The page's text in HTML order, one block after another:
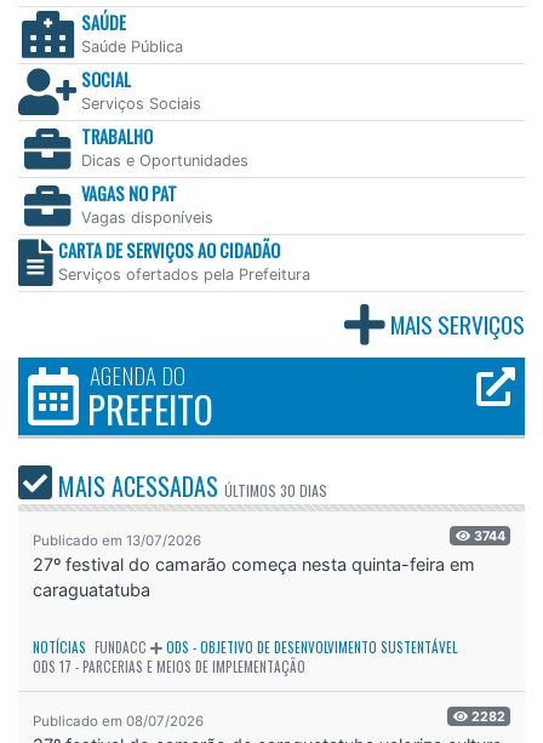
SAÚDE
Saúde Pública
SOCIAL
Serviços Sociais
TRABALHO
Dicas e Oportunidades
VAGAS NO PAT
Vagas disponíveis
CARTA DE SERVIÇOS AO CIDADÃO
Serviços ofertados pela Prefeitura
MAIS SERVIÇOS
AGENDA DO
PREFEITO
MAIS ACESSADAS ÚLTIMOS 30 DIAS
Publicado em 13/07/2026 3744
27º festival do camarão começa nesta quinta-feira em
caraguatatuba
NOTÍCIAS FUNDACC
ODS - OBJETIVO DE DESENVOLVIMENTO SUSTENTÁVEL
ODS 17 - PARCERIAS E MEIOS DE IMPLEMENTAÇÃO
Publicado em 08/07/2026 2282